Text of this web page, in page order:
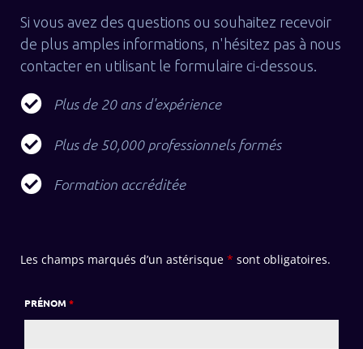
Si vous avez des questions ou souhaitez recevoir
de plus amples informations, n'hésitez pas à nous
contacter en utilisant le formulaire ci-dessous.
Plus de 20 ans d'expérience
Plus de 50,000 professionnels formés
Formation accréditée
Les champs marqués d’un astérisque * sont obligatoires.
PRÉNOM *